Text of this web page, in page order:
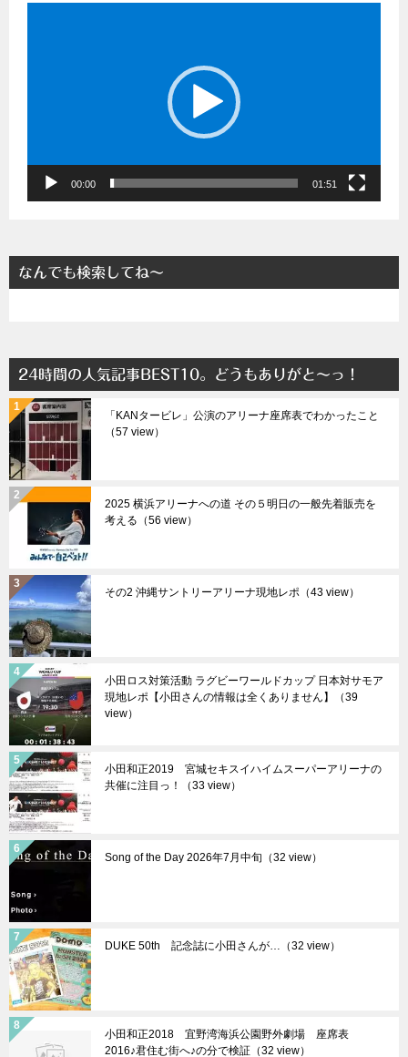
00:00 01:51
なんでも検索してね～
24時間の人気記事BEST10。どうもありがと～っ！
「KANタービレ」公演のアリーナ座席表でわかったこと
（57 view）
2025 横浜アリーナへの道 その５明日の一般先着販売を
考える（56 view）
その2 沖縄サントリーアリーナ現地レポ（43 view）
小田ロス対策活動 ラグビーワールドカップ 日本対サモア
現地レポ【小田さんの情報は全くありません】（39
view）
小田和正2019 宮城セキスイハイムスーパーアリーナの
共催に注目っ！（33 view）
Song of the Day 2026年7月中旬（32 view）
DUKE 50th 記念誌に小田さんが…（32 view）
小田和正2018 宜野湾海浜公園野外劇場 座席表
2016♪君住む街へ♪の分で検証（32 view）